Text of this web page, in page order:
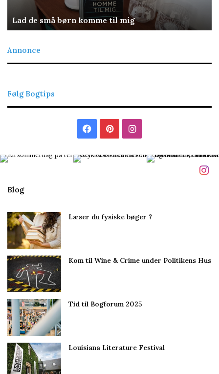
Lad de små børn komme til mig
Annonce
Følg Bogtips
Facebook
PinterestInstagram
Blog
Læser du fysiske bøger ?
Kom til Wine & Crime under Politikens Hus
Tid til Bogforum 2025
Louisiana Literature Festival